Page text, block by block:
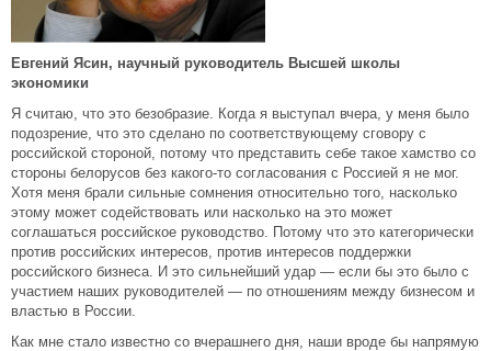
Евгений Ясин, научный руководитель Высшей школы
экономики
Я считаю, что это безобразие. Когда я выступал вчера, у меня было
подозрение, что это сделано по соответствующему сговору с
российской стороной, потому что представить себе такое хамство со
стороны белорусов без какого-то согласования с Россией я не мог.
Хотя меня брали сильные сомнения относительно того, насколько
этому может содействовать или насколько на это может
соглашаться российское руководство. Потому что это категорически
против российских интересов, против интересов поддержки
российского бизнеса. И это сильнейший удар — если бы это было с
участием наших руководителей — по отношениям между бизнесом и
властью в России.
Как мне стало известно со вчерашнего дня, наши вроде бы напрямую